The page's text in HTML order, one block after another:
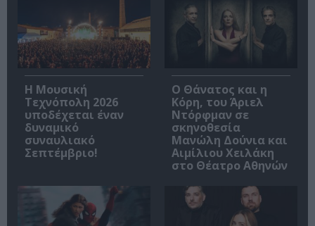
Η Μουσική
Τεχνόπολη 2026
υποδέχεται έναν
δυναμικό
συναυλιακό
Σεπτέμβριο!
Ο Θάνατος και η
Κόρη, του Άριελ
Ντόρφμαν σε
σκηνοθεσία
Μανώλη Δούνια και
Αιμίλιου Χειλάκη
στο Θέατρο Αθηνών